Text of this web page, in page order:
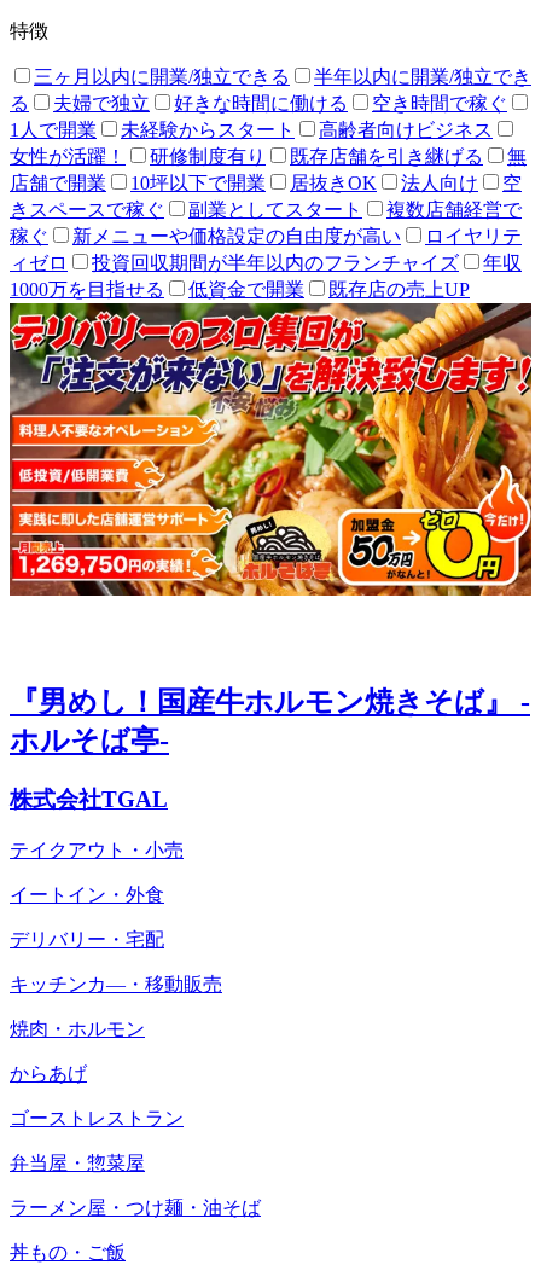
特徴
三ヶ月以内に開業/独立できる
半年以内に開業/独立でき
る
夫婦で独立 好きな時間に働ける
空き時間で稼ぐ
1人で開業
未経験からスタート
高齢者向けビジネス
女性が活躍！
研修制度有り 既存店舗を引き継げる
無
店舗で開業
10坪以下で開業 居抜きOK 法人向け
空
きスペースで稼ぐ
副業としてスタート
複数店舗経営で
稼ぐ
新メニューや価格設定の自由度が高い
ロイヤリテ
ィゼロ
投資回収期間が半年以内のフランチャイズ
年収
1000万を目指せる
低資金で開業 既存店の売上UP
『男めし！国産牛ホルモン焼きそば』 -
ホルそば亭-
株式会社TGAL
テイクアウト・小売
イートイン・外食
デリバリー・宅配
キッチンカ―・移動販売
焼肉・ホルモン
からあげ
ゴーストレストラン
弁当屋・惣菜屋
ラーメン屋・つけ麺・油そば
丼もの・ご飯